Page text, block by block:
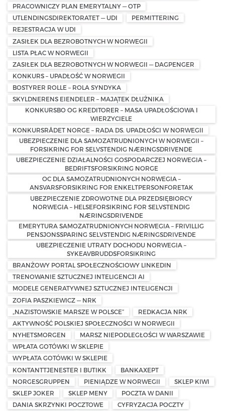
PRACOWNICZY PLAN EMERYTALNY — OTP
UTLENDINGSDIREKTORATET — UDI
PERMITTERING
REJESTRACJA W UDI
ZASIŁEK DLA BEZROBOTNYCH W NORWEGII
LISTA PŁAC W NORWEGII
ZASIŁEK DLA BEZROBOTNYCH W NORWEGII — DAGPENGER
KONKURS – UPADŁOŚĆ W NORWEGII
BOSTYRER ROLLE – ROLA SYNDYKA
SKYLDNERENS EIENDELER – MAJĄTEK DŁUŻNIKA
KONKURSBO OG KREDITORER – MASA UPADŁOŚCIOWA I
WIERZYCIELE
KONKURSRÅDET NORGE – RADA DS. UPADŁOŚCI W NORWEGII
UBEZPIECZENIE DLA SAMOZATRUDNIONYCH W NORWEGII –
FORSIKRING FOR SELVSTENDIG NÆRINGSDRIVENDE
UBEZPIECZENIE DZIAŁALNOŚCI GOSPODARCZEJ NORWEGIA –
BEDRIFTSFORSIKRING NORGE
OC DLA SAMOZATRUDNIONYCH NORWEGIA –
ANSVARSFORSIKRING FOR ENKELTPERSONFORETAK
UBEZPIECZENIE ZDROWOTNE DLA PRZEDSIĘBIORCY
NORWEGIA – HELSEFORSIKRING FOR SELVSTENDIG
NÆRINGSDRIVENDE
EMERYTURA SAMOZATRUDNIONYCH NORWEGIA – FRIVILLIG
PENSJONSSPARING SELVSTENDIG NÆRINGSDRIVENDE
UBEZPIECZENIE UTRATY DOCHODU NORWEGIA –
SYKEAVBRUDDSFORSIKRING
BRANŻOWY PORTAL SPOŁECZNOŚCIOWY LINKEDIN
TRENOWANIE SZTUCZNEJ INTELIGENCJI AI
MODELE GENERATYWNEJ SZTUCZNEJ INTELIGENCJI
ZOFIA PASZKIEWICZ — NRK
„NAZISTOWSKIE MARSZE W POLSCE”
REDKACJA NRK
AKTYWNOŚĆ POLSKIEJ SPOŁECZNOŚCI W NORWEGII
NYHETSMORGEN
MARSZ NIEPODLEGŁOŚCI W WARSZAWIE
WPŁATA GOTÓWKI W SKLEPIE
WYPŁATA GOTÓWKI W SKLEPIE
KONTANTTJENESTER I BUTIKK
BANKAXEPT
NORGESGRUPPEN
PIENIĄDZE W NORWEGII
SKLEP KIWI
SKLEP JOKER
SKLEP MENY
POCZTA W DANII
DANIA SKRZYNKI POCZTOWE
CYFRYZACJA POCZTY